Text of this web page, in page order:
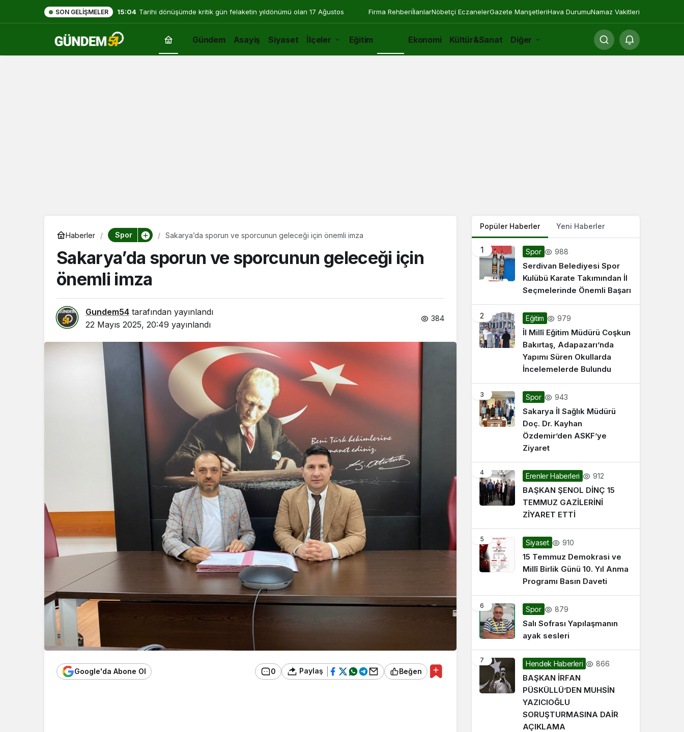
SON GELIŞMELER 15:04 Tarihi dönüşümde kritik gün felaketin yıldönümü olan 17 Ağustos Firma RehberiİlanlarNöbetçi EczanelerGazete ManşetleriHava DurumuNamaz Vakitleri
Gündem Asayiş Siyaset İlçeler Eğitim Ekonomi Kültür&Sanat Diğer
Haberler Spor Sakarya’da sporun ve sporcunun geleceği için önemli imza
Sakarya’da sporun ve sporcunun geleceği için
önemli imza
Gundem54 tarafından yayınlandı
22 Mayıs 2025, 20:49 yayınlandı
384
Google'da Abone Ol 0 Paylaş Beğen
Popüler Haberler Yeni Haberler
1 Spor 988
Serdivan Belediyesi Spor
Kulübü Karate Takımından İl
Seçmelerinde Önemli Başarı
2 Eğitim 979
İl Millî Eğitim Müdürü Coşkun
Bakırtaş, Adapazarı’nda
Yapımı Süren Okullarda
İncelemelerde Bulundu
3 Spor 943
Sakarya İl Sağlık Müdürü
Doç. Dr. Kayhan
Özdemir’den ASKF’ye
Ziyaret
4 Erenler Haberleri 912
BAŞKAN ŞENOL DİNÇ 15
TEMMUZ GAZİLERİNİ
ZİYARET ETTİ
5 Siyaset 910
15 Temmuz Demokrasi ve
Millî Birlik Günü 10. Yıl Anma
Programı Basın Daveti
6 Spor 879
Salı Sofrası Yapılaşmanın
ayak sesleri
7 Hendek Haberleri 866
BAŞKAN İRFAN
PÜSKÜLLÜ’DEN MUHSİN
YAZICIOĞLU
SORUŞTURMASINA DAİR
AÇIKLAMA